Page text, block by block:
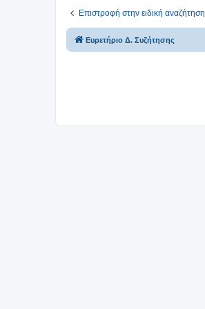
Επιστροφή στην ειδική αναζήτηση
Ευρετήριο Δ. Συζήτησης